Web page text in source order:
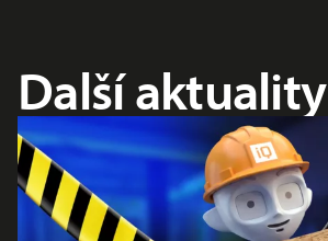
Další aktuality